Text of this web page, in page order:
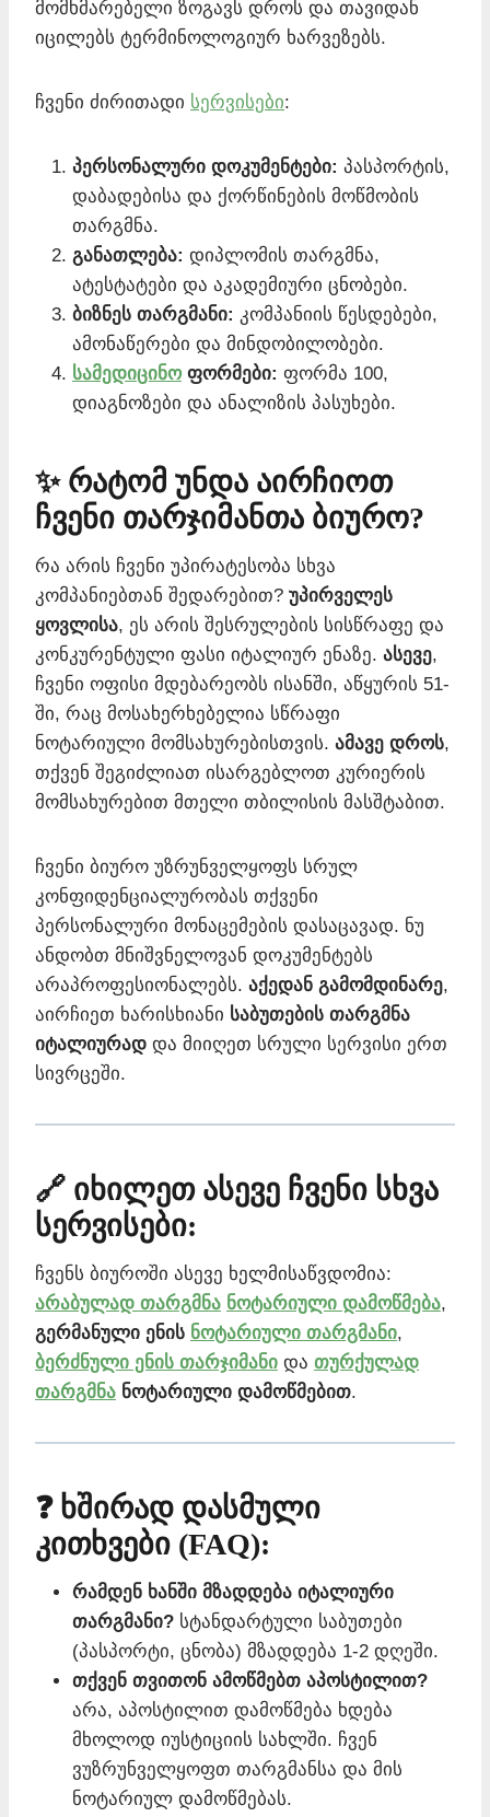
მომხმარებელი ზოგავს დროს და თავიდან
იცილებს ტერმინოლოგიურ ხარვეზებს.
ჩვენი ძირითადი სერვისები:
პერსონალური დოკუმენტები: პასპორტის,
დაბადებისა და ქორწინების მოწმობის
თარგმნა.
განათლება: დიპლომის თარგმნა,
ატესტატები და აკადემიური ცნობები.
ბიზნეს თარგმანი: კომპანიის წესდებები,
ამონაწერები და მინდობილობები.
სამედიცინოფორმები: ფორმა 100,
დიაგნოზები და ანალიზის პასუხები.
✨ რატომ უნდა აირჩიოთ
ჩვენი თარჯიმანთა ბიურო?
რა არის ჩვენი უპირატესობა სხვა
კომპანიებთან შედარებით? უპირველეს
ყოვლისა, ეს არის შესრულების სისწრაფე და
კონკურენტული ფასი იტალიურ ენაზე. ასევე,
ჩვენი ოფისი მდებარეობს ისანში, აწყურის 51-
ში, რაც მოსახერხებელია სწრაფი
ნოტარიული მომსახურებისთვის. ამავე დროს,
თქვენ შეგიძლიათ ისარგებლოთ კურიერის
მომსახურებით მთელი თბილისის მასშტაბით.
ჩვენი ბიურო უზრუნველყოფს სრულ
კონფიდენციალურობას თქვენი
პერსონალური მონაცემების დასაცავად. ნუ
ანდობთ მნიშვნელოვან დოკუმენტებს
არაპროფესიონალებს. აქედან გამომდინარე,
აირჩიეთ ხარისხიანი საბუთების თარგმნა
იტალიურად და მიიღეთ სრული სერვისი ერთ
სივრცეში.
🔗 იხილეთ ასევე ჩვენი სხვა
სერვისები:
ჩვენს ბიუროში ასევე ხელმისაწვდომია:
არაბულად თარგმნა ნოტარიული დამოწმება,
გერმანული ენის ნოტარიული თარგმანი,
ბერძნული ენის თარჯიმანი და თურქულად
თარგმნა ნოტარიული დამოწმებით.
❓ ხშირად დასმული
კითხვები (FAQ):
რამდენ ხანში მზადდება იტალიური
თარგმანი? სტანდარტული საბუთები
(პასპორტი, ცნობა) მზადდება 1-2 დღეში.
თქვენ თვითონ ამოწმებთ აპოსტილით?
არა, აპოსტილით დამოწმება ხდება
მხოლოდ იუსტიციის სახლში. ჩვენ
ვუზრუნველყოფთ თარგმანსა და მის
ნოტარიულ დამოწმებას.